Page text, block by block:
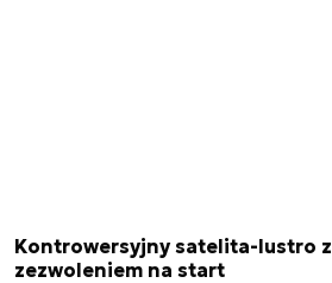
Kontrowersyjny satelita-lustro z
zezwoleniem na start